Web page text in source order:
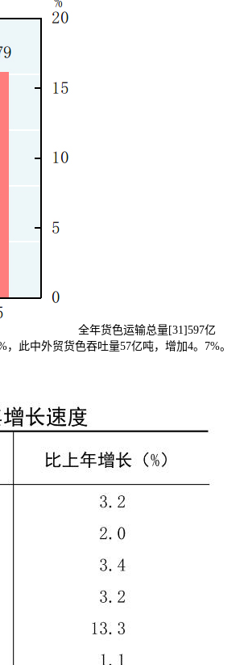
全年货色运输总量[31]597亿
此中外贸货色吞吐量57亿吨，增加4。7%。